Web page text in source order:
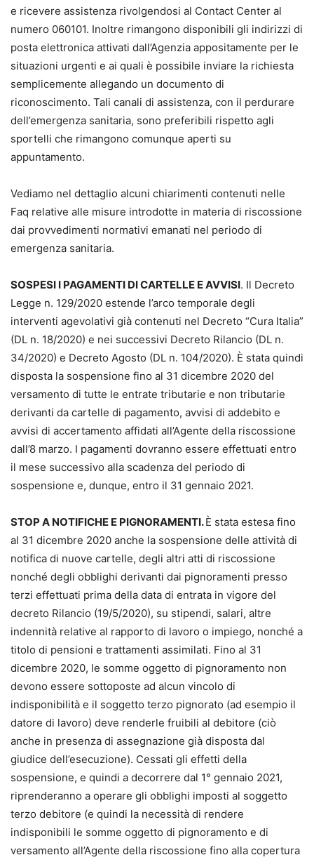
e ricevere assistenza rivolgendosi al Contact Center al
numero 060101. Inoltre rimangono disponibili gli indirizzi di
posta elettronica attivati dall’Agenzia appositamente per le
situazioni urgenti e ai quali è possibile inviare la richiesta
semplicemente allegando un documento di
riconoscimento. Tali canali di assistenza, con il perdurare
dell’emergenza sanitaria, sono preferibili rispetto agli
sportelli che rimangono comunque aperti su
appuntamento.
Vediamo nel dettaglio alcuni chiarimenti contenuti nelle
Faq relative alle misure introdotte in materia di riscossione
dai provvedimenti normativi emanati nel periodo di
emergenza sanitaria.
SOSPESI I PAGAMENTI DI CARTELLE E AVVISI. Il Decreto
Legge n. 129/2020 estende l’arco temporale degli
interventi agevolativi già contenuti nel Decreto “Cura Italia”
(DL n. 18/2020) e nei successivi Decreto Rilancio (DL n.
34/2020) e Decreto Agosto (DL n. 104/2020). È stata quindi
disposta la sospensione fino al 31 dicembre 2020 del
versamento di tutte le entrate tributarie e non tributarie
derivanti da cartelle di pagamento, avvisi di addebito e
avvisi di accertamento affidati all’Agente della riscossione
dall’8 marzo. I pagamenti dovranno essere effettuati entro
il mese successivo alla scadenza del periodo di
sospensione e, dunque, entro il 31 gennaio 2021.
STOP A NOTIFICHE E PIGNORAMENTI.È stata estesa fino
al 31 dicembre 2020 anche la sospensione delle attività di
notifica di nuove cartelle, degli altri atti di riscossione
nonché degli obblighi derivanti dai pignoramenti presso
terzi effettuati prima della data di entrata in vigore del
decreto Rilancio (19/5/2020), su stipendi, salari, altre
indennità relative al rapporto di lavoro o impiego, nonché a
titolo di pensioni e trattamenti assimilati. Fino al 31
dicembre 2020, le somme oggetto di pignoramento non
devono essere sottoposte ad alcun vincolo di
indisponibilità e il soggetto terzo pignorato (ad esempio il
datore di lavoro) deve renderle fruibili al debitore (ciò
anche in presenza di assegnazione già disposta dal
giudice dell’esecuzione). Cessati gli effetti della
sospensione, e quindi a decorrere dal 1° gennaio 2021,
riprenderanno a operare gli obblighi imposti al soggetto
terzo debitore (e quindi la necessità di rendere
indisponibili le somme oggetto di pignoramento e di
versamento all’Agente della riscossione fino alla copertura